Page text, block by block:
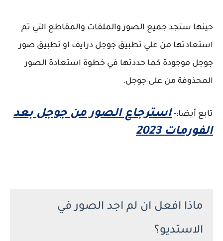
حينها ستجد جميع الصور والملفات والمقاطع التي تم
استعادتها من علي تطبيق جوجل درايف او تطبيق صور
جوجل موجودة كما حددتها في خطوة استعادة الصور
المحذوفة من على جوجل.
تابع أيضا:- استرجاع الصور من جوجل بعد
الفورمات 2023
ماذا افعل ان لم اجد الصور في
الاستديو؟